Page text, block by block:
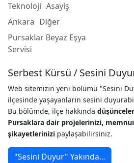
Teknoloji Asayiş
Ankara Diğer
Pursaklar Beyaz Eşya
Servisi
Serbest Kürsü / Sesini
Web sitemizin yeni bölümü "Sesini
ilçesinde yaşayanların sesini
Bu bölümde, ilçe hakkında
Pursaklara dair projelerinizi,
şikayetlerinizi paylaşabilirsiniz.
"Sesini Duyur" Yakında...